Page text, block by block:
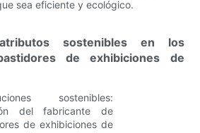
sea eficiente y ecológico.
sostenibles en los
de exhibiciones de